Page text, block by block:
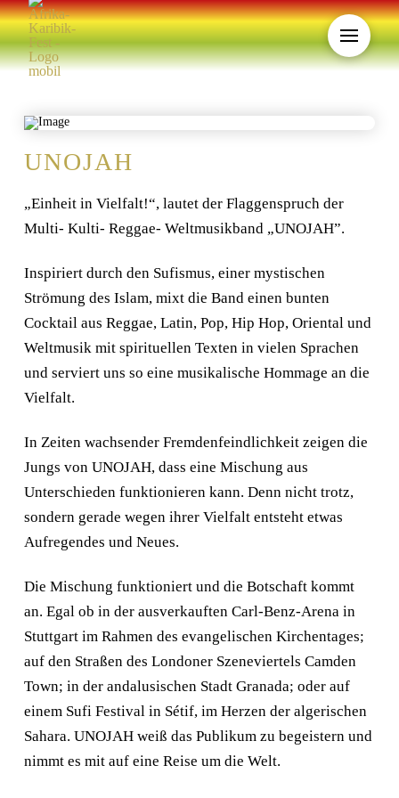
UNOJAH
„Einheit in Vielfalt!“, lautet der Flaggenspruch der
Multi- Kulti- Reggae- Weltmusikband „UNOJAH”.
Inspiriert durch den Sufismus, einer mystischen
Strömung des Islam, mixt die Band einen bunten
Cocktail aus Reggae, Latin, Pop, Hip Hop, Oriental und
Weltmusik mit spirituellen Texten in vielen Sprachen
und serviert uns so eine musikalische Hommage an die
Vielfalt.
In Zeiten wachsender Fremdenfeindlichkeit zeigen die
Jungs von UNOJAH, dass eine Mischung aus
Unterschieden funktionieren kann. Denn nicht trotz,
sondern gerade wegen ihrer Vielfalt entsteht etwas
Aufregendes und Neues.
Die Mischung funktioniert und die Botschaft kommt
an. Egal ob in der ausverkauften Carl-Benz-Arena in
Stuttgart im Rahmen des evangelischen Kirchentages;
auf den Straßen des Londoner Szeneviertels Camden
Town; in der andalusischen Stadt Granada; oder auf
einem Sufi Festival in Sétif, im Herzen der algerischen
Sahara. UNOJAH weiß das Publikum zu begeistern und
nimmt es mit auf eine Reise um die Welt.